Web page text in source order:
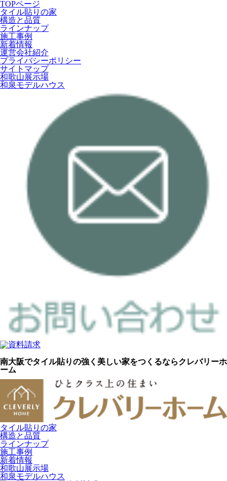
TOPページ
タイル貼りの家
構造と品質
ラインナップ
施工事例
新着情報
運営会社紹介
プライバシーポリシー
サイトマップ
和歌山展示場
和泉モデルハウス
南大阪でタイル貼りの強く美しい家をつくるならクレバリーホ
ーム
タイル貼りの家
構造と品質
ラインナップ
施工事例
新着情報
和歌山展示場
和泉モデルハウス